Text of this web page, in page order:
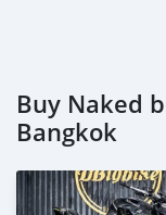
Buy Naked
Bangkok